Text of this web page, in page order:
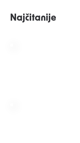
Najčitanije